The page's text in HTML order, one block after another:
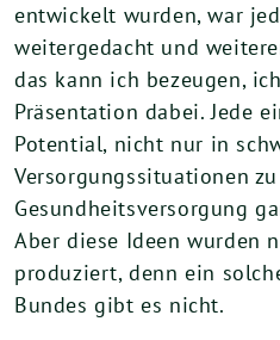
entwickelt wurden, war
weitergedacht und
das kann ich bezeugen,
Präsentation dabei. Jede
Potential, nicht nur in
Versorgungssituationen
Gesundheitsversorgung
Aber diese Ideen wurden
produziert, denn ein
Bundes gibt es nicht.